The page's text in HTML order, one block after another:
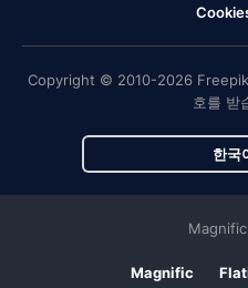
Copyright © 2010-2026 Freepik
호를 받
한국
Magnific
Magnific